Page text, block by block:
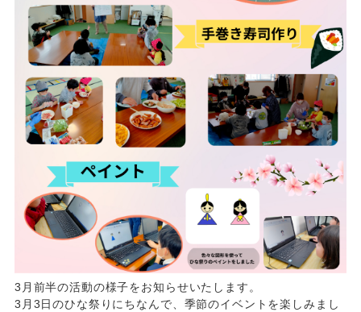
3月前半の活動の様子をお知らせいたします。
3月3日のひな祭りにちなんで、季節のイベントを楽しみまし